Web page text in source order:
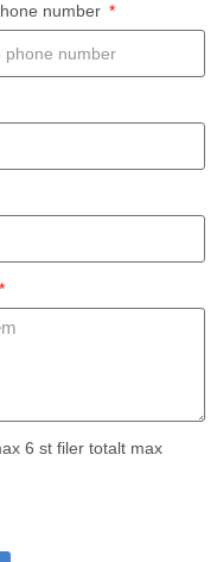
number
6 st filer totalt max